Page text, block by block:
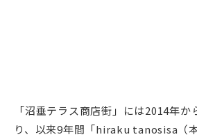
「沼垂テラス商店街」には2014年
り、以来9年間「hiraku tanosisa（